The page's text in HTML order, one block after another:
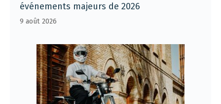
événements majeurs de 2026
9 août 2026